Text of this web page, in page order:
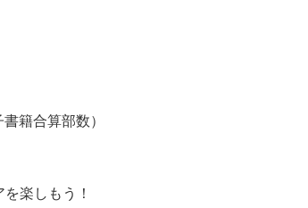
籍合算部数）
楽しもう！